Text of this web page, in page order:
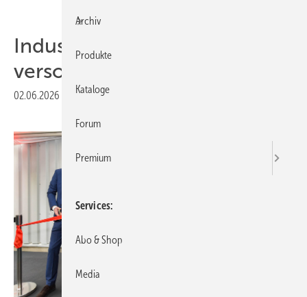
Industrielle Abwärme
versorgt Düsseldorfer Süden
02.06.2026 Druckvorschau
Archiv
Produkte
Kataloge
Forum
Premium
Services
Abo & Shop
Media